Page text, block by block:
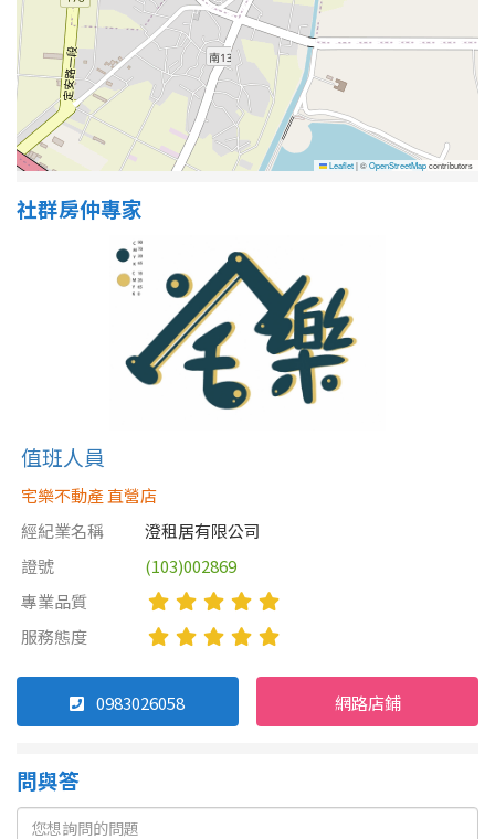
5-10 年 10-20 年
20-30 年 30-40 年
40 年以上
售價
Leaflet|©OpenStreetMapcontributors
社群房仲專家
值班人員
宅樂不動產 直營店
經紀業名稱
澄租居有限公司
證號
(103)002869
專業品質
服務態度
0983026058 網路店鋪
問與答